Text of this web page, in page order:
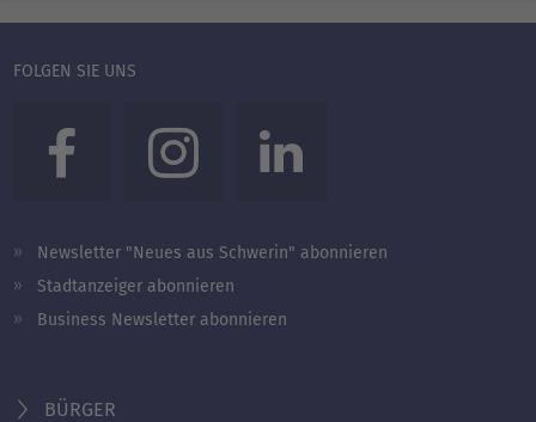
FOLGEN SIE UNS
Newsletter "Neues aus Schwerin" abonnieren
Stadtanzeiger abonnieren
Business Newsletter abonnieren
BÜRGER